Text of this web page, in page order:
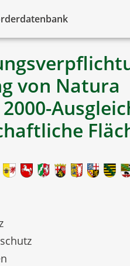
von Natura